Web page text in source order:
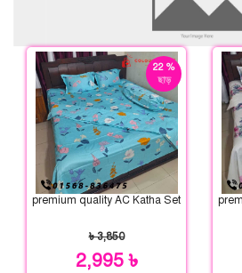
22 %
ছাড়
premium quality AC Katha Set
৳ 3,850
2,995 ৳